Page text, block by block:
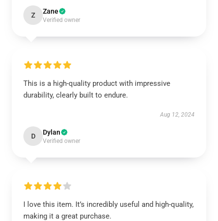
Z Zane
Verified owner
This is a high-quality product with impressive
durability, clearly built to endure.
Aug 12, 2024
D Dylan
Verified owner
I love this item. It’s incredibly useful and high-quality,
making it a great purchase.